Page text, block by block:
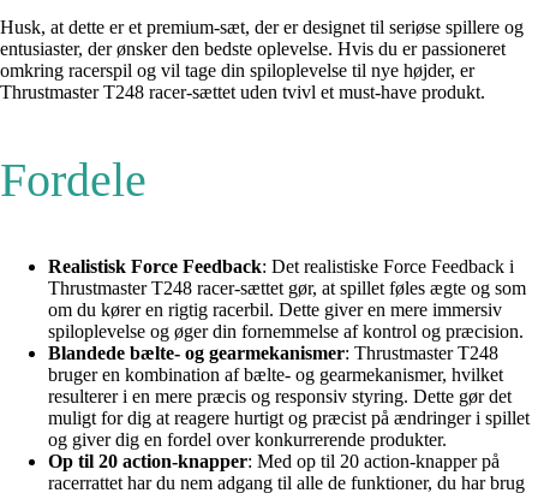
Husk, at dette er et premium-sæt, der er designet til seriøse spillere og
entusiaster, der ønsker den bedste oplevelse. Hvis du er passioneret
omkring racerspil og vil tage din spiloplevelse til nye højder, er
Thrustmaster T248 racer-sættet uden tvivl et must-have produkt.
Fordele
Realistisk Force Feedback: Det realistiske Force Feedback i
Thrustmaster T248 racer-sættet gør, at spillet føles ægte og som
om du kører en rigtig racerbil. Dette giver en mere immersiv
spiloplevelse og øger din fornemmelse af kontrol og præcision.
Blandede bælte- og gearmekanismer: Thrustmaster T248
bruger en kombination af bælte- og gearmekanismer, hvilket
resulterer i en mere præcis og responsiv styring. Dette gør det
muligt for dig at reagere hurtigt og præcist på ændringer i spillet
og giver dig en fordel over konkurrerende produkter.
Op til 20 action-knapper: Med op til 20 action-knapper på
racerrattet har du nem adgang til alle de funktioner, du har brug